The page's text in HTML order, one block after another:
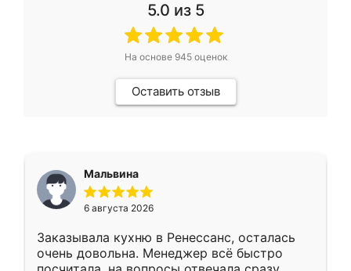
5.0 из 5
На основе 945оценок
Оставить отзыв
Мальвина
6 августа 2026
Заказывала кухню в Ренессанс, осталась
очень довольна. Менеджер всё быстро